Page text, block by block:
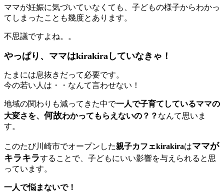
ママが妊娠に気づいていなくても、子どもの様子からわかっ
てしまったことも幾度とあります。
不思議ですよね。。
やっぱり、ママはkirakiraしていなきゃ！
たまには息抜きだって必要です。
今の若い人は・・なんて言わせない！
地域の関わりも減ってきた中で一人で子育てしているママの
大変さを、 何故わかってもらえないの？？ なんて思いま
す。
このたび川崎市でオープンした親子カフェkirakiraはママが
キラキラすることで、子どもにいい影響を与えられると思
っています。
一人で悩まないで！